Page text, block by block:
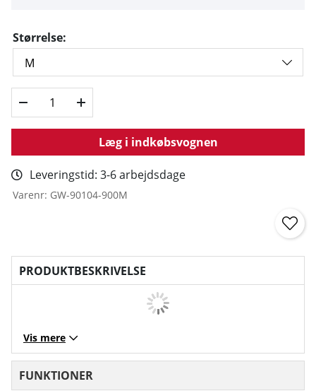
Størrelse:
Læg i indkøbsvognen
Leveringstid: 3-6 arbejdsdage
Varenr: GW-90104-900M
PRODUKTBESKRIVELSE
Vis mere
FUNKTIONER